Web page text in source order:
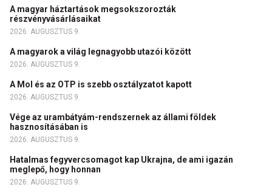
A magyar háztartások megsokszorozták
részvényvásárlásaikat
2026. AUGUSZTUS 9.
A magyarok a világ legnagyobb utazói között
2026. AUGUSZTUS 9.
A Mol és az OTP is szebb osztályzatot kapott
2026. AUGUSZTUS 9.
Vége az urambátyám-rendszernek az állami földek
hasznosításában is
2026. AUGUSZTUS 9.
Hatalmas fegyvercsomagot kap Ukrajna, de ami igazán
meglepő, hogy honnan
2026. AUGUSZTUS 9.